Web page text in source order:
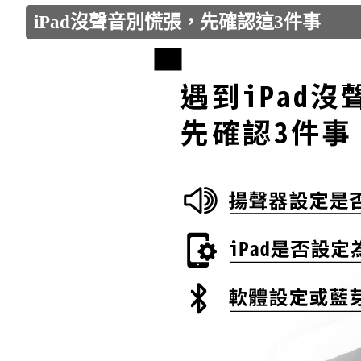
iPad沒聲音別慌張，先確認這3件事